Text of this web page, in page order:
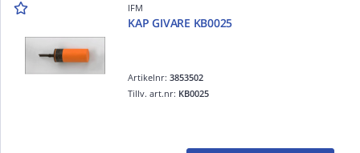
IFM
KAP GIVARE KB0025
Artikelnr:3853502
Tillv. art.nr: KB0025